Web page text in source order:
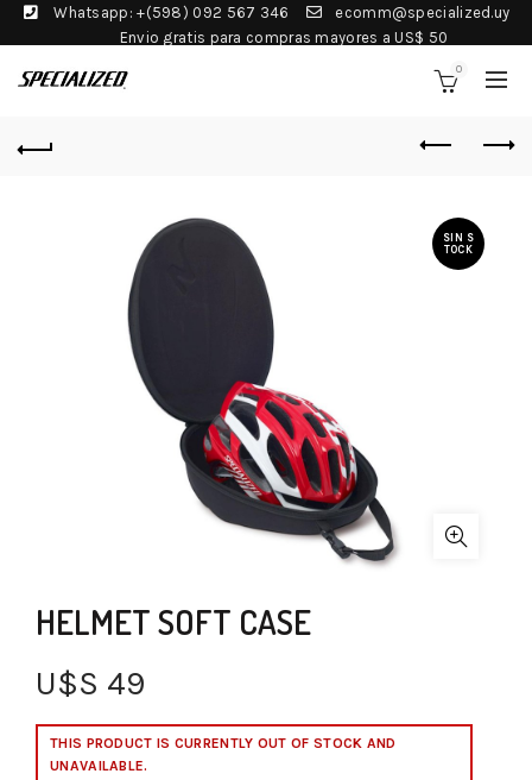
Whatsapp: +(598) 092 567 346
ecomm@specialized.uy
Envio gratis para compras mayores a US$ 50
0
SIN S
TOCK
HELMET SOFT CASE
U$S 49
THIS PRODUCT IS CURRENTLY OUT OF STOCK AND
UNAVAILABLE.